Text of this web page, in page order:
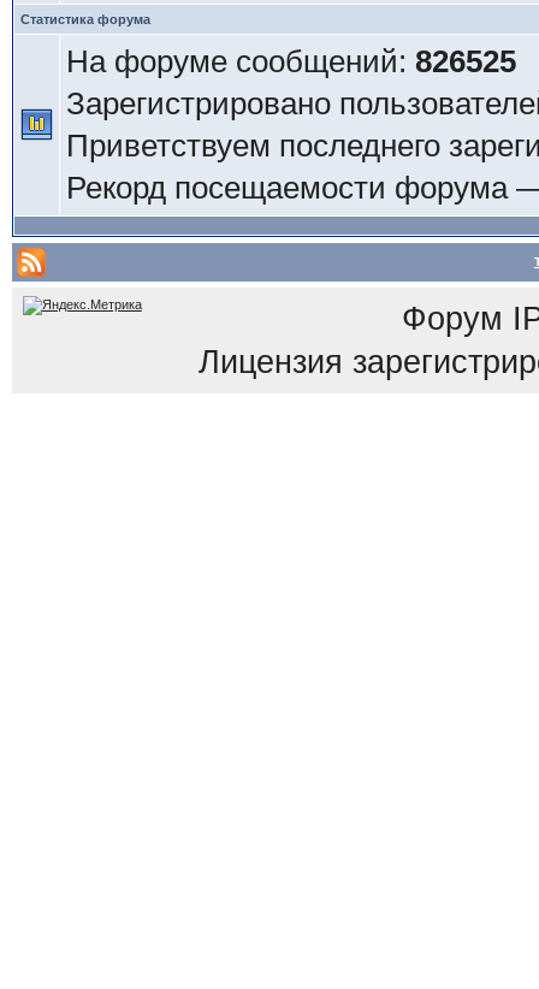
Статистика форума
На форуме сообщений: 826525
Зарегистрировано
Приветствуем последнего
Рекорд посещаемости форума
Форум
Лицензия